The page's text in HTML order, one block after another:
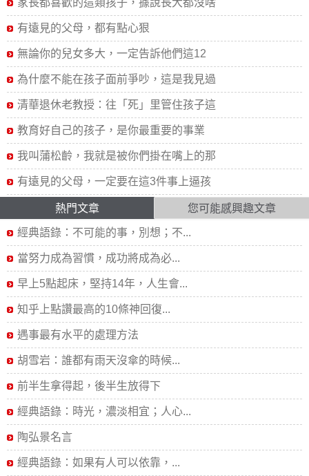
家長都喜歡的這類孩子，據說長大都沒啥
有遠見的父母，都有點心狠
無論你的兒女多大，一定告訴他們這12
為什麼不能在孩子面前爭吵，這是我見過
清華退休老教授：往「死」里管住孩子這
教育好自己的孩子，是你最重要的事業
我叫蒲松齡，我就是被你們掛在嘴上的那
有遠見的父母，一定要在這3件事上逼孩
熱門文章 您可能感興趣文章
經典語錄：不可能的事，別想；不...
當努力成為習慣，成功將成為必...
早上5點起床，堅持14年，人生會...
知乎上點讚最高的10條神回復...
遇事最有水平的處理方法
胡雪岩：誰都有雨天沒傘的時候...
前半生拿得起，後半生放得下
經典語錄：時光，濃淡相宜；人心...
陶弘景名言
經典語錄：如果有人可以依靠，...